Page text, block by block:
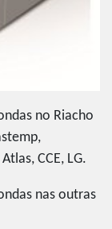
no Riacho
CCE, LG.
nas outras